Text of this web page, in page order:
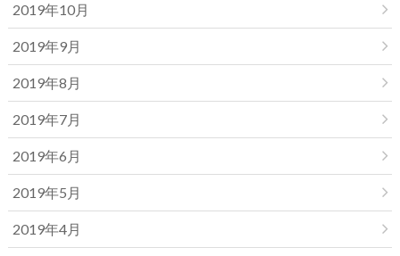
2019年10月
2019年9月
2019年8月
2019年7月
2019年6月
2019年5月
2019年4月